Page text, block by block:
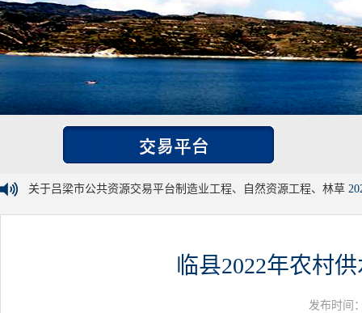
关于吕梁市公共资源交易平台制造业工程、自然资源工程、林草
临县2022年农村
发布时间